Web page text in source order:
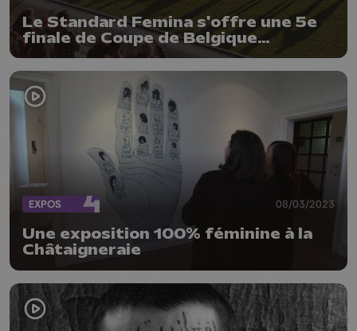
Le Standard Femina s'offre une 5e
finale de Coupe de Belgique
consécutive !
EXPOS 08/03/2023
Une exposition 100% féminine à la
Châtaigneraie